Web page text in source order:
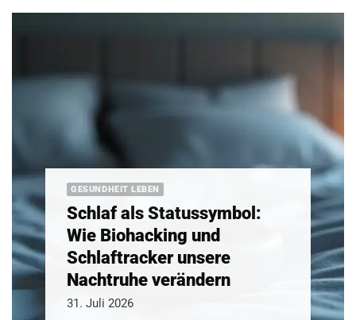
GESUNDHEIT LEBEN
Schlaf als Statussymbol:
Wie Biohacking und
Schlaftracker unsere
Nachtruhe verändern
31. Juli 2026